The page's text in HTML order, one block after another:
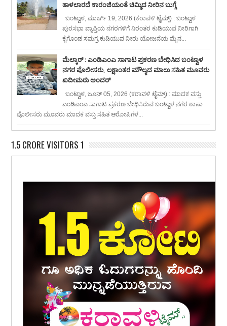
ತಾಳಲಾರದೆ ಕಾರಂಜಿಯಂತೆ ಚಿಮ್ಮಿದ ನೀರಿನ ಬುಗ್ಗೆ
ಬಂಟ್ವಾಳ, ಮಾರ್ಚ್ 19, 2026 (ಕರಾವಳಿ ಟೈಮ್ಸ್) : ಬಂಟ್ವಾಳ
ಪುರಸಭಾ ವ್ಯಾಪ್ತಿಯ ನಗರಗಳಿಗೆ ನಿರಂತರ ಕುಡಿಯುವ ನೀರಿಗಾಗಿ
ಕೈಗೊಂಡ ಸಮಗ್ರ ಕುಡಿಯುವ ನೀರು ಯೋಜನೆಯ ಮೈನ...
ಮೆಲ್ಕಾರ್ : ಎಂಡಿಎಂಎ ಸಾಗಾಟ ಪ್ರಕರಣ ಬೇಧಿಸಿದ ಬಂಟ್ವಾಳ
ನಗರ ಪೊಲೀಸರು, ಲಕ್ಷಾಂತರ ಮೌಲ್ಯದ ಮಾಲು ಸಹಿತ ಮೂವರು
ಖದೀಮರು ಅಂದರ್
ಬಂಟ್ವಾಳ, ಜೂನ್ 05, 2026 (ಕರಾವಳಿ ಟೈಮ್ಸ್) : ಮಾದಕ ವಸ್ತು
ಎಂಡಿಎಂಎ ಸಾಗಾಟ ಪ್ರಕರಣ ಬೇಧಿಸಿರುವ ಬಂಟ್ವಾಳ ನಗರ ಠಾಣಾ
ಪೊಲೀಸರು ಮೂವರು ಮಾದಕ ವಸ್ತು ಸಹಿತ ಆರೋಪಿಗಳ...
1.5 CRORE VISITORS 1